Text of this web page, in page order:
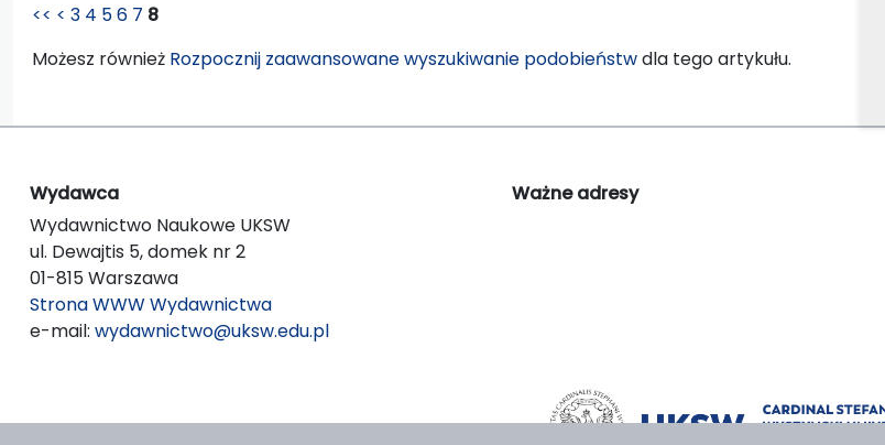
<< < 3 4 56 7 8
Możesz również Rozpocznij zaawansowane wyszukiwanie podobieństwdla tego artykułu.
Wydawca
Wydawnictwo Naukowe UKSW
ul. Dewajtis 5, domek nr 2
01-815 Warszawa
Strona WWW Wydawnictwa
e-mail: wydawnictwo@uksw.edu.pl
Ważne adresy